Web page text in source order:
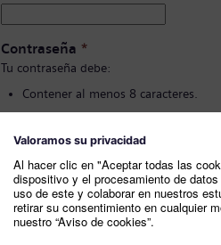
Contraseña *
Tu contraseña debe:
Contener al menos 8 caracteres.
No contener nada de tu información
No contener palabras comunmente
Confirmación de contraseña